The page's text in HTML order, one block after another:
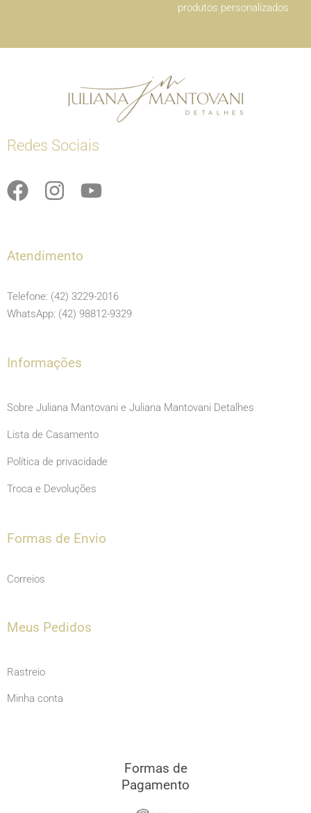
produtos personalizados
Redes Sociais
F
e
o
o
I
t
g
r
m
Y
b
e
Atendimento
Telefone: (42) 3229-2016
WhatsApp: (42) 98812-9329
Informações
Sobre Juliana Mantovani e Juliana Mantovani Detalhes
Lista de Casamento
Política de privacidade
Troca e Devoluções
Formas de Envio
Correios
Meus Pedidos
Rastreio
Minha conta
Formas de
Pagamento